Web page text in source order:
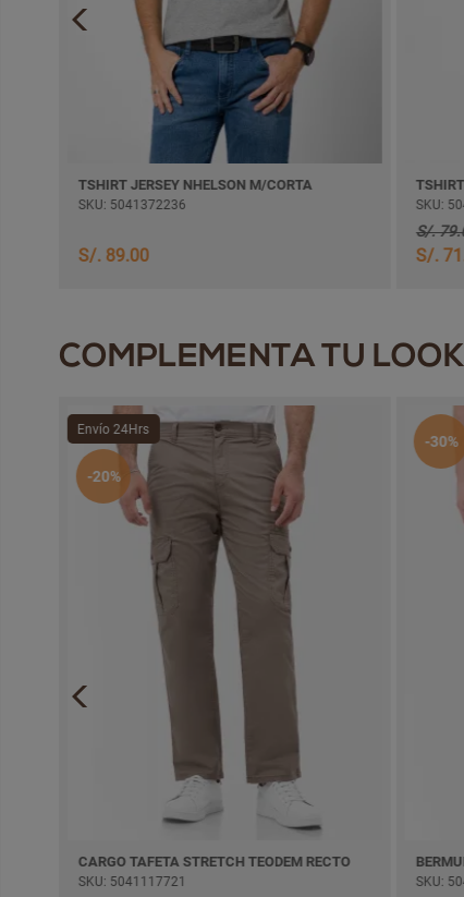
TSHIRT JERSEY NHELSON M/CORTA
SKU: 5041372236
S/. 89.00
TSHIRT
SKU:
S/. 79.00
S/. 71.10
COMPLEMENTA TU LOOK
Envío 24Hrs
CARGO TAFETA STRETCH TEODEM RECTO
SKU: 5041117721
BERMUDA
SKU: